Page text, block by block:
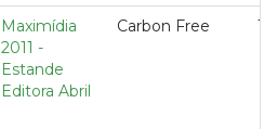
Maximídia
2011 -
Estande
Editora Abril
Carbon Free